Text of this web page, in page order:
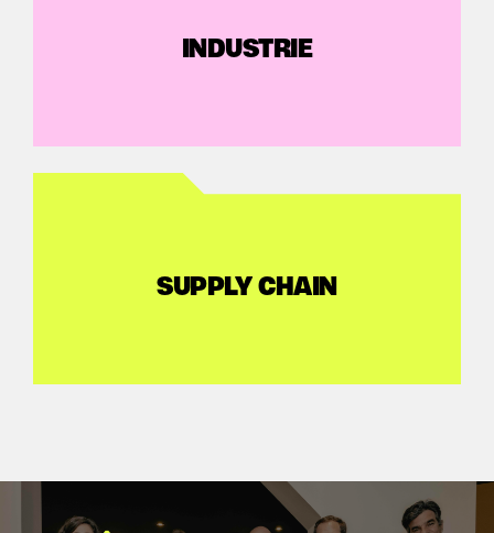
INDUSTRIE
SUPPLY CHAIN